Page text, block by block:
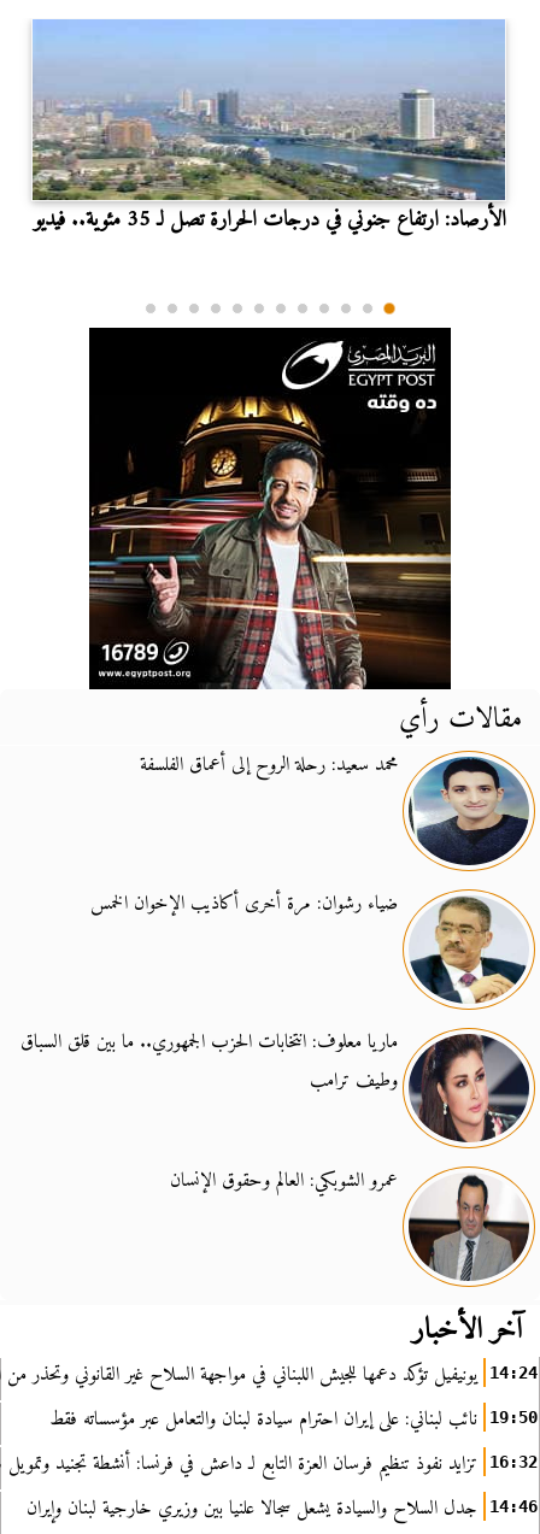
الأرصاد: ارتفاع جنوني في درجات الحرارة تصل لـ 35 مئوية.. فيديو
مقالات رأي
محمد سعيد: رحلة الروح إلى أعماق الفلسفة
ضياء رشوان: مرة أخرى أكاذيب الإخوان الخمس
ماريا معلوف: انتخابات الحزب الجمهوري.. ما بين قلق السباق
وطيف ترامب
عمرو الشوبكي: العالم وحقوق الإنسان
آخر الأخبار
14:24 يونيفيل تؤكد دعمها للجيش اللبناني في مواجهة السلاح غير القانوني وتحذر من
19:50 نائب لبناني: على إيران احترام سيادة لبنان والتعامل عبر مؤسساته فقط
16:32 تزايد نفوذ تنظيم فرسان العزة التابع لـ داعش في فرنسا: أنشطة تجنيد
14:46 جدل السلاح والسيادة يشعل سجالا علنيا بين وزيري خارجية لبنان وإيران